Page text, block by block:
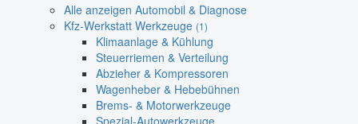
Alle anzeigen Automobil & Diagnose
Kfz-Werkstatt Werkzeuge (1)
Klimaanlage & Kühlung
Steuerriemen & Verteilung
Abzieher & Kompressoren
Wagenheber & Hebebühnen
Brems- & Motorwerkzeuge
Spezial-Autowerkzeuge